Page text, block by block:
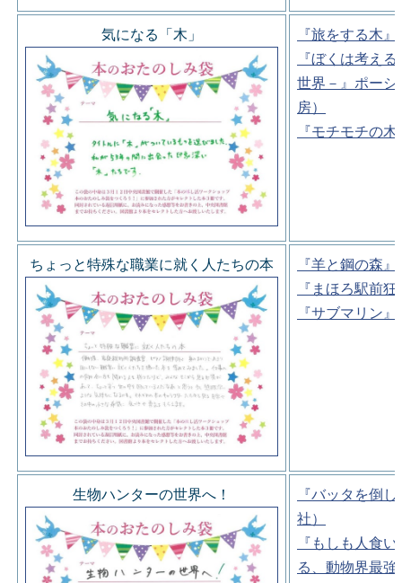
気になる「木」
『旅をする木
『ぼくは考え
世界－』ポー
房）
『モチモチの
ちょっと特殊な職業に就く人たちの本
『羊と鋼の森
『まほろ駅前
『サブマリン
生物ハンターの世界へ！
『バッタを倒
社）
『もしも人食
る、動物界最